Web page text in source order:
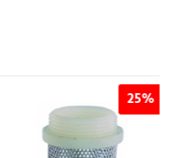
25%